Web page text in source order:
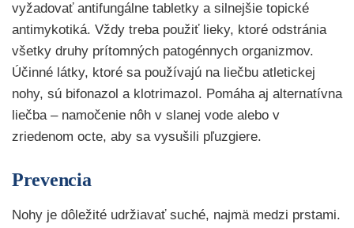
vyžadovať antifungálne tabletky a silnejšie topické
antimykotiká. Vždy treba použiť lieky, ktoré odstránia
všetky druhy prítomných patogénnych organizmov.
Účinné látky, ktoré sa používajú na liečbu atletickej
nohy, sú bifonazol a klotrimazol. Pomáha aj alternatívna
liečba – namočenie nôh v slanej vode alebo v
zriedenom octe, aby sa vysušili pľuzgiere.
Prevencia
Nohy je dôležité udržiavať suché, najmä medzi prstami.